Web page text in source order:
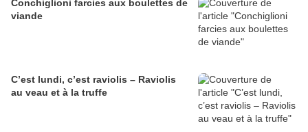
Conchiglioni farcies aux boulettes de
viande
C’est lundi, c’est raviolis – Raviolis
au veau et à la truffe